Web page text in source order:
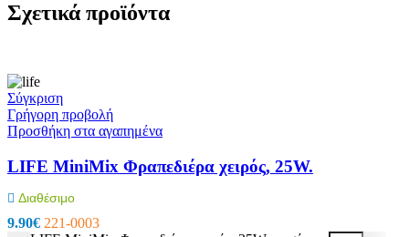
Σχετικά προϊόντα
Σύγκριση
Γρήγορη προβολή
Προσθήκη στα αγαπημένα
LIFE MiniMix Φραπεδιέρα χειρός, 25W.
Διαθέσιμο
9.90€ 221-0003